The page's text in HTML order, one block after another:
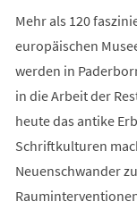
Mehr als 120
europäischen
werden in
in die Arbeit der
heute das antike
Schriftkulturen
Neuenschwander